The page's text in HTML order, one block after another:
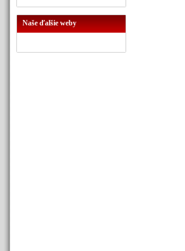
Naše ďalšie weby